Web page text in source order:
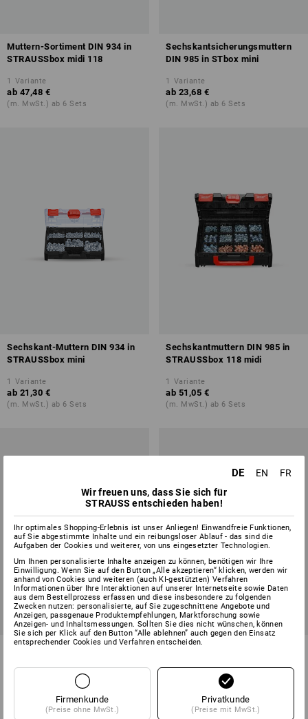
Muttern-Sortiment DIN 934 in
STRAUSSbox midi 118
1 Variante
ab 47,48 €
(m. MwSt.) ab 6 Sets
Sechskantsicherungsmuttern
DIN 985 in STbox mini
1 Variante
ab 23,68 €
(m. MwSt.) ab 6 Sets
Sechskant-Muttern DIN 934 in
STRAUSSbox mini
1 Variante
ab 21,30 €
(m. MwSt.) ab 6 Sets
Sechskantmuttern DIN 985 in
STRAUSSbox 118 midi
1 Variante
ab 51,05 €
(m. MwSt.) ab 6 Sets
Hutmuttern-Sortiment DIN 1587
(m. MwSt.) ab 6 Sets
Flügelmuttern amerik. Form in
(m. MwSt.) ab 6 Sets
DE EN
FR
Wir freuen uns, dass Sie sich für
STRAUSS entschieden haben!
Ihr optimales Shopping-Erlebnis ist unser Anliegen! Einwandfreie Funktionen,
auf Sie abgestimmte Inhalte und ein reibungsloser Ablauf - das sind die
Aufgaben der Cookies und weiterer, von uns eingesetzter Technologien.
Um Ihnen personalisierte Inhalte anzeigen zu können, benötigen wir Ihre
Einwilligung. Wenn Sie auf den Button „Alle akzeptieren“ klicken, werden wir
anhand von Cookies und weiteren (auch KI-gestützten) Verfahren
Informationen über Ihre Interaktionen auf unserer Internetseite sowie Daten
aus dem Bestellprozess erfassen und diese insbesondere zu folgenden
Zwecken nutzen: personalisierte, auf Sie zugeschnittene Angebote und
Anzeigen, passgenaue Produktempfehlungen, Marktforschung sowie
Anzeigen- und Inhaltsmessungen. Sollten Sie dies nicht wünschen, können
Sie sich per Klick auf den Button “Alle ablehnen” auch gegen den Einsatz
entsprechender Cookies und Verfahren entscheiden.
Firmenkunde
(Preise ohne MwSt.)
Privatkunde
(Preise mit MwSt.)